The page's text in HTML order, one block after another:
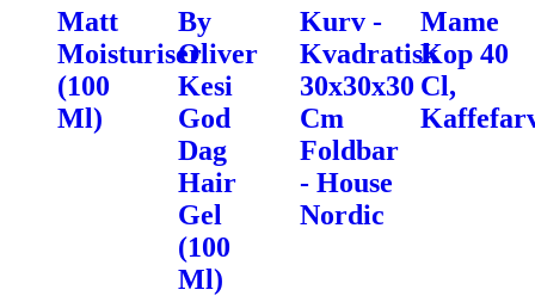
Matt
Moisturiser
(100
Ml)
By
Oliver
Kesi
God
Dag
Hair
Gel
(100
Ml)
Kurv -
Kvadratisk
30x30x30
Cm
Foldbar
- House
Nordic
Mame
Kop 40
Cl,